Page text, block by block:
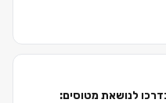
לנושאת מטוסים: